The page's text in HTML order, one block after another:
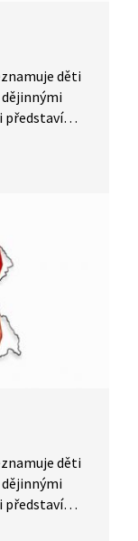
děti
představí
děti
představí